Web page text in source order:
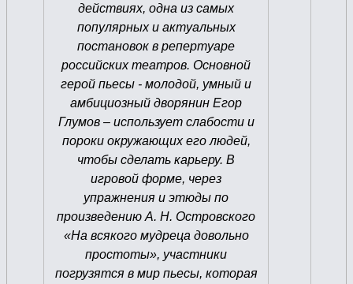
действиях, одна из самых
популярных и актуальных
постановок в репертуаре
российских театров. Основной
герой пьесы - молодой, умный и
амбициозный дворянин Егор
Глумов – использует слабости и
пороки окружающих его людей,
чтобы сделать карьеру. В
игровой форме, через
упражнения и этюды по
произведению А. Н. Островского
«На всякого мудреца довольно
простоты», участники
погрузятся в мир пьесы, которая